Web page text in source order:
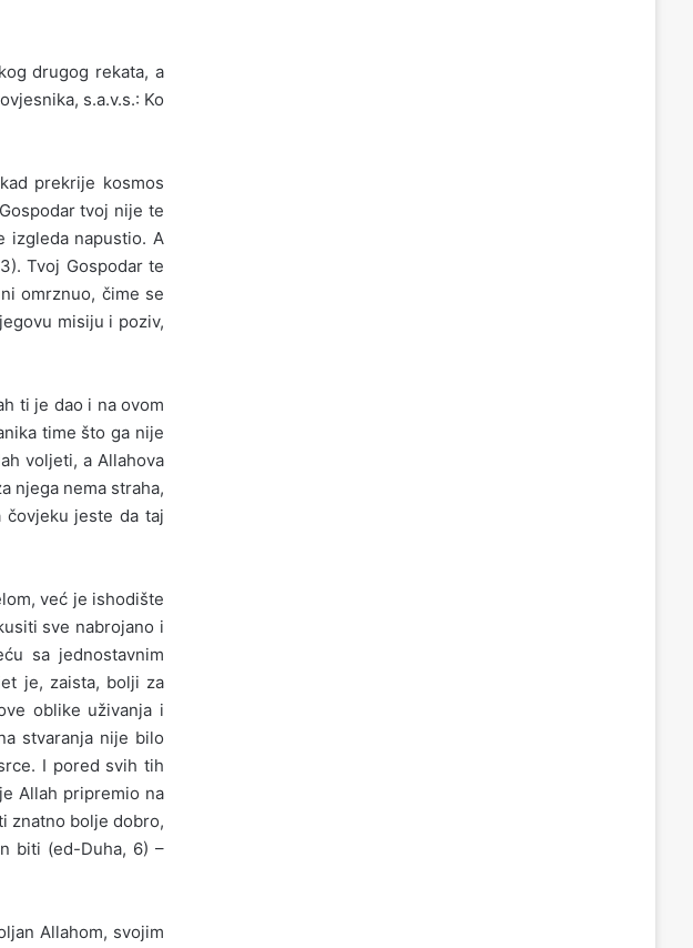
drugog rekata, a
s.a.v.s.: Ko
prekrije kosmos
tvoj nije te
izgleda napustio. A
Tvoj Gospodar te
omrznuo, čime se
misiju i poziv,
ti je dao i na ovom
time što ga nije
voljeti, a Allahova
njega nema straha,
jeste da taj
već je ishodište
sve nabrojano i
sa jednostavnim
je, zaista, bolji za
oblike uživanja i
stvaranja nije bilo
I pored svih tih
Allah pripremio na
znatno bolje dobro,
biti (ed-Duha, 6) –
Allahom, svojim